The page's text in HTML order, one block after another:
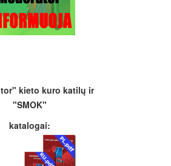
kieto kuro katilų ir
"SMOK"
katalogai: